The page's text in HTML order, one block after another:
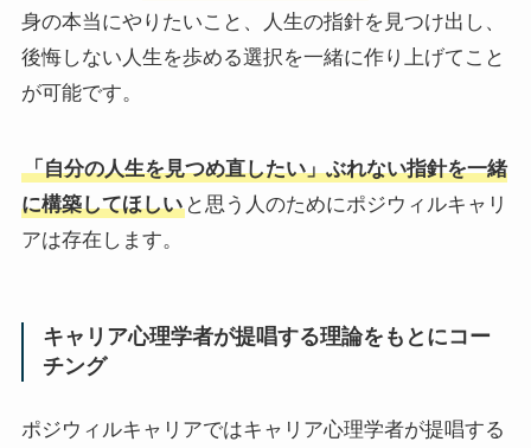
身の本当にやりたいこと、人生の指針を見つけ出し、
後悔しない人生を歩める選択を一緒に作り上げてこと
が可能です。
「自分の人生を見つめ直したい」ぶれない指針を一緒
に構築してほしいと思う人のためにポジウィルキャリ
アは存在します。
キャリア心理学者が提唱する理論をもとにコー
チング
ポジウィルキャリアではキャリア心理学者が提唱する